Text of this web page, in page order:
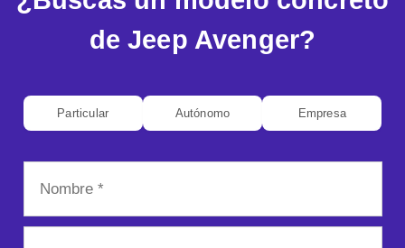
de Jeep Avenger?
Particular Autónomo Empresa